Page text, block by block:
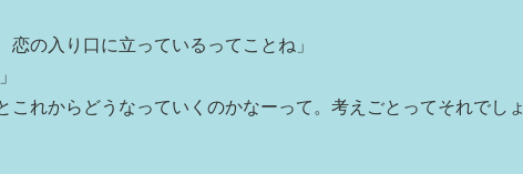
恋の入り口に立っているってことね」
これからどうなっていくのかなーって。考えごとってそれでしょ